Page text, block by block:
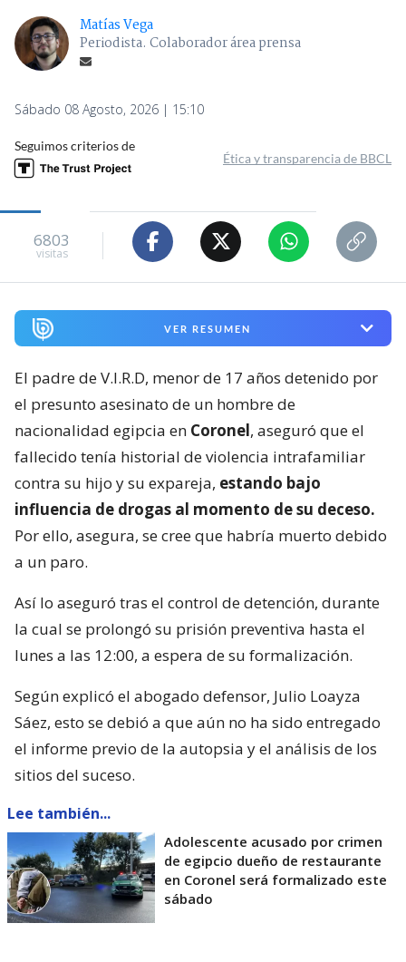
Matías Vega
Periodista. Colaborador área prensa
Sábado 08 Agosto, 2026 | 15:10
Seguimos criterios de
Ética y transparencia de BBCL
6803
visitas
VER RESUMEN
El padre de V.I.R.D, menor de 17 años detenido por
el presunto asesinato de un hombre de
nacionalidad egipcia en Coronel, aseguró que el
fallecido tenía historial de violencia intrafamiliar
contra su hijo y su expareja, estando bajo
influencia de drogas al momento de su deceso.
Por ello, asegura, se cree que habría muerto debido
a un paro.
Así lo aseguró tras el control de detención, durante
la cual se prolongó su prisión preventiva hasta el
lunes a las 12:00, a espera de su formalización.
Según explicó el abogado defensor, Julio Loayza
Sáez, esto se debió a que aún no ha sido entregado
el informe previo de la autopsia y el análisis de los
sitios del suceso.
Lee también...
Adolescente acusado por crimen
de egipcio dueño de restaurante
en Coronel será formalizado este
sábado